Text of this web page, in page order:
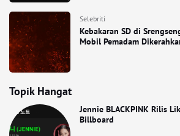
Selebriti
Kebakaran SD di
Mobil Pemadam
Topik Hangat
Jennie BLACKPINK Rilis
Billboard